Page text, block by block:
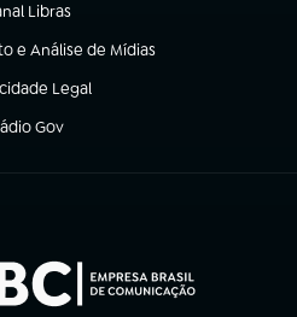
Libras
em nova aba)
e Análise de Mídias
aba)
Legal
nova aba)
Gov
em nova aba)